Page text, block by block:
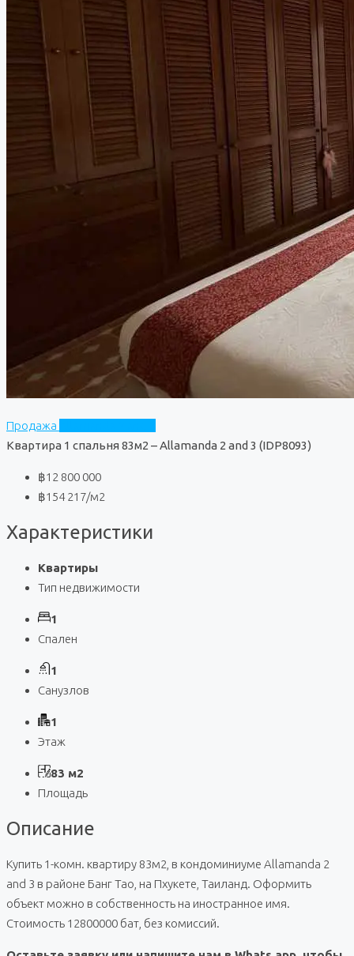
Продажа
Квартира 1 спальня 83м2 – Allamanda 2 and 3 (IDP8093)
฿12 800 000
฿154 217/м2
Характеристики
Квартиры
Тип недвижимости
1
Спален
1
Санузлов
1
Этаж
83 м2
Площадь
Описание
Купить 1-комн. квартиру 83м2, в кондоминиуме Allamanda 2
and 3 в районе Банг Тао, на Пхукете, Таиланд. Оформить
объект можно в собственность на иностранное имя.
Стоимость 12800000 бат, без комиссий.